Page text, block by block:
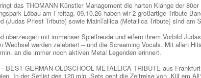
das THOMANN Künstler Management die harten Klänge der
Löbau am Freitag, 09.10.26 haben wir 2 großartige Tribute
(Judas Priest Tribute) sowie MainTallica (Metallica Tribute) sind am
überzeugen mit immenser Spielfreude und eifern ihrem Vorbild
Wechsel werden zelebriert – und die Screaming Vocals. Mit allen
an die immer noch aktiven Metal Legenden erinnert.
BEST GERMAN OLDSCHOOL METALLICA TRIBUTE aus
In der Setlist des 120 min. Sets geht die Zeitreise von „Kill em